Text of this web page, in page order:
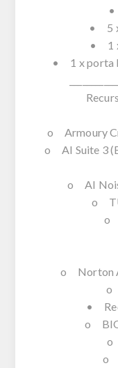
• 5 x
• 1
• 1 x porta
o Armoury
o AI Suite 3
o AI
o
o
o Norton
o
•
o
o
o